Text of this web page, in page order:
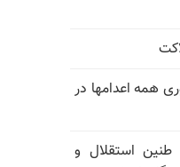
همه اعدامها در
طنین استقلال و